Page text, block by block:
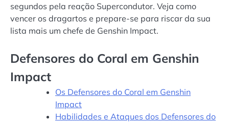
segundos pela reação Supercondutor. Veja como
vencer os dragartos e prepare-se para riscar da sua
lista mais um chefe de Genshin Impact.
Defensores do Coral em Genshin
Impact
Os Defensores do Coral em Genshin
Impact
Habilidades e Ataques dos Defensores do